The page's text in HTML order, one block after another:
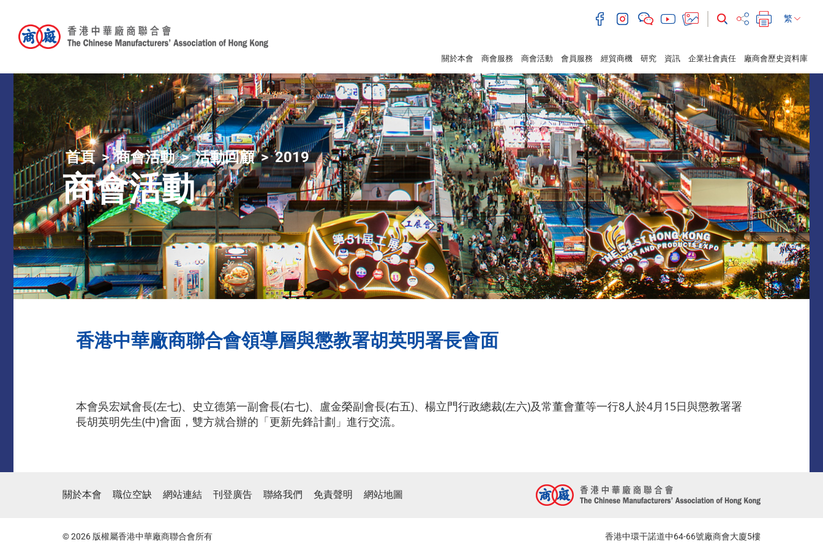
繁
關於本會 商會服務 商會活動 會員服務 經貿商機 研究 資訊 企業社會責任 廠商會歷史資料庫
首頁 商會活動 活動回顧 2019
商會活動
香港中華廠商聯合會領導層與懲教署胡英明署長會面
本會吳宏斌會長(左七)、史立德第一副會長(右七)、盧金榮副會長(右五)、楊立門行政總裁(左六)及常董會董等一行8人於4月15日與懲教署署
長胡英明先生(中)會面，雙方就合辦的「更新先鋒計劃」進行交流。
關於本會 職位空缺 網站連結 刊登廣告 聯絡我們 免責聲明 網站地圖
© 2026 版權屬香港中華廠商聯合會所有 香港中環干諾道中64-66號廠商會大廈5樓